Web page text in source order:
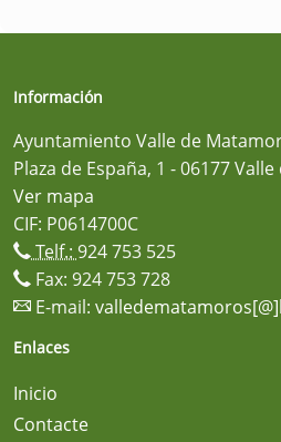
Información
Ayuntamiento Valle de
Plaza de España, 1 - 06177
Ver mapa
CIF: P0614700C
Telf.: 924 753 525
Fax: 924 753 728
E-mail:
Enlaces
Inicio
Contacte